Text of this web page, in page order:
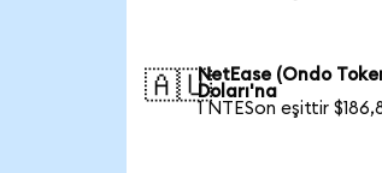
🇦🇺NetEase (Ondo
Doları'na
1 NTESon eşittir